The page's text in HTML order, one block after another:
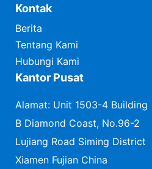
Kontak
Berita
Tentang Kami
Hubungi Kami
Kantor Pusat
Alamat: Unit 1503-4 Building
B Diamond Coast, No.96-2
Lujiang Road Siming District
Xiamen Fujian China